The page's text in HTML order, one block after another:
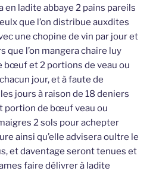
en ladite abbaye 2 pains pareils
que l’on distribue auxdites
une chopine de vin par jour et
que l’on mangera chaire luy
bœuf et 2 portions de veau ou
jour, et à faute de
jours à raison de 18 deniers
portion de bœuf veau ou
2 sols pour achepter
ainsi qu’elle advisera oultre le
et daventage seront tenues et
faire délivrer à ladite